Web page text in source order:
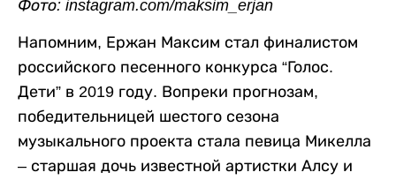
Фото: instagram.com/maksim_erjan
Напомним, Ержан Максим стал финалистом
российского песенного конкурса “Голос.
Дети” в 2019 году. Вопреки прогнозам,
победительницей шестого сезона
музыкального проекта стала певица Микелла
– старшая дочь известной артистки Алсу и